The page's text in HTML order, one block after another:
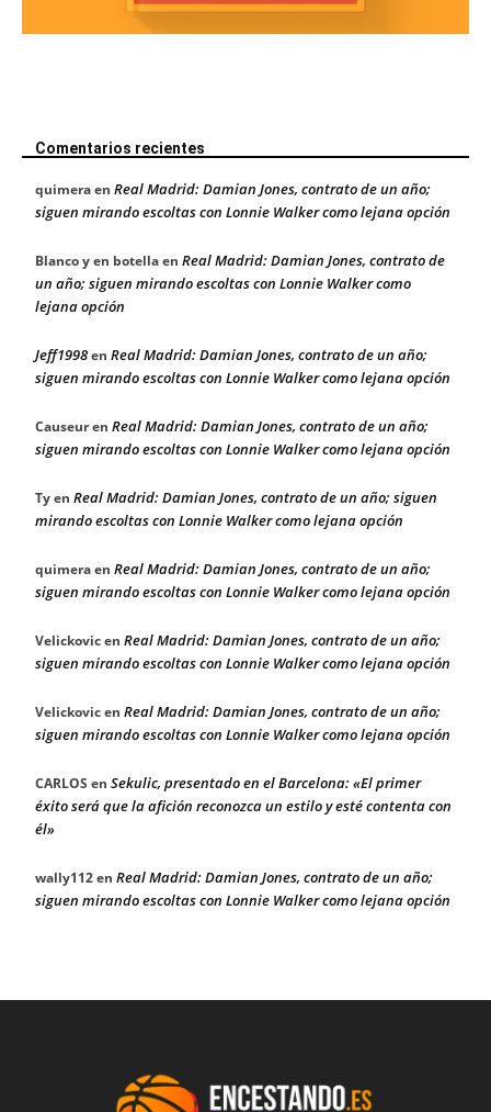
Comentarios recientes
quimeraen Real Madrid: Damian Jones, contrato de un año;
siguen mirando escoltas con Lonnie Walker como lejana opción
Blanco y en botellaen Real Madrid: Damian Jones, contrato de
un año; siguen mirando escoltas con Lonnie Walker como
lejana opción
Jeff1998en Real Madrid: Damian Jones, contrato de un año;
siguen mirando escoltas con Lonnie Walker como lejana opción
Causeuren Real Madrid: Damian Jones, contrato de un año;
siguen mirando escoltas con Lonnie Walker como lejana opción
Tyen Real Madrid: Damian Jones, contrato de un año; siguen
mirando escoltas con Lonnie Walker como lejana opción
quimeraen Real Madrid: Damian Jones, contrato de un año;
siguen mirando escoltas con Lonnie Walker como lejana opción
Velickovicen Real Madrid: Damian Jones, contrato de un año;
siguen mirando escoltas con Lonnie Walker como lejana opción
Velickovicen Real Madrid: Damian Jones, contrato de un año;
siguen mirando escoltas con Lonnie Walker como lejana opción
CARLOS en Sekulic, presentado en el Barcelona: «El primer
éxito será que la afición reconozca un estilo y esté contenta con
él»
wally112en Real Madrid: Damian Jones, contrato de un año;
siguen mirando escoltas con Lonnie Walker como lejana opción